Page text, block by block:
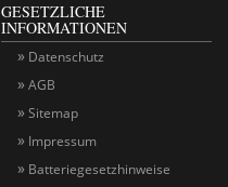
GESETZLICHE
INFORMATIONEN
Datenschutz
AGB
Sitemap
Impressum
Batteriegesetzhinweise